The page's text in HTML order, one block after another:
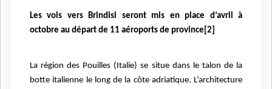
Les vols vers Brindisi seront mis en place d’avril à
octobre au départ de 11 aéroports de province[2]
La région des Pouilles (Italie) se situe dans le talon de la
botte italienne le long de la côte adriatique. L’architecture